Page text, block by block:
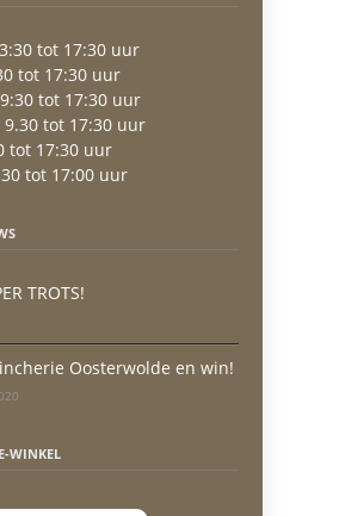
tot 17:30 uur
tot 17:30 uur
9:30 tot 17:30 uur
9.30 tot 17:30 uur
tot 17:30 uur
tot 17:00 uur
TROTS!
Oosterwolde en win!
WINKEL